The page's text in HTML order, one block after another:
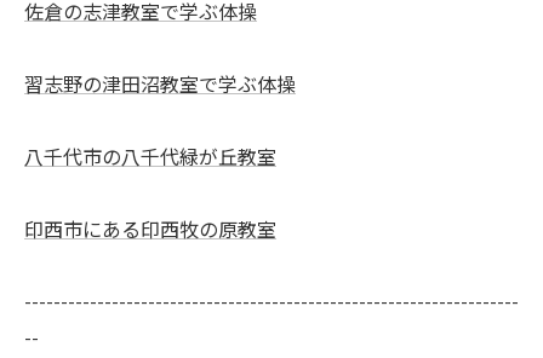
佐倉の志津教室で学ぶ体操
習志野の津田沼教室で学ぶ体操
八千代市の八千代緑が丘教室
印西市にある印西牧の原教室
--------------------------------------------------------------------
--